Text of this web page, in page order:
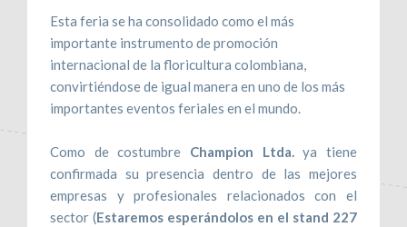
Esta feria se ha consolidado como el más
importante instrumento de promoción
internacional de la floricultura colombiana,
convirtiéndose de igual manera en uno de los más
importantes eventos feriales en el mundo.
Como de costumbre Champion Ltda.ya tiene
confirmada su presencia dentro de las mejores
empresas y profesionales relacionados con el
sector (Estaremos esperándolos en el stand 227